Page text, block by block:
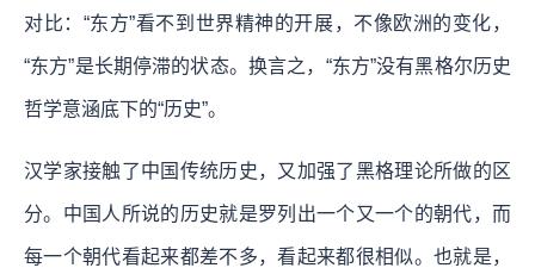
对比：“东方”看不到世界精神的开展，不像欧洲的变化，
“东方”是长期停滞的状态。换言之，“东方”没有黑格尔历史
哲学意涵底下的“历史”。
汉学家接触了中国传统历史，又加强了黑格理论所做的区
分。中国人所说的历史就是罗列出一个又一个的朝代，而
每一个朝代看起来都差不多，看起来都很相似。也就是，